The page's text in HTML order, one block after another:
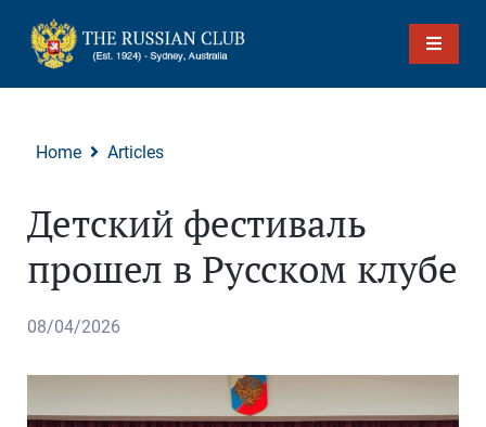
Home Articles
Детский фестиваль
прошел в Русском клубе
08/04/2026